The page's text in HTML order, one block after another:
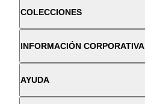
COLECCIONES
INFORMACIÓN CORPORATIVA
AYUDA